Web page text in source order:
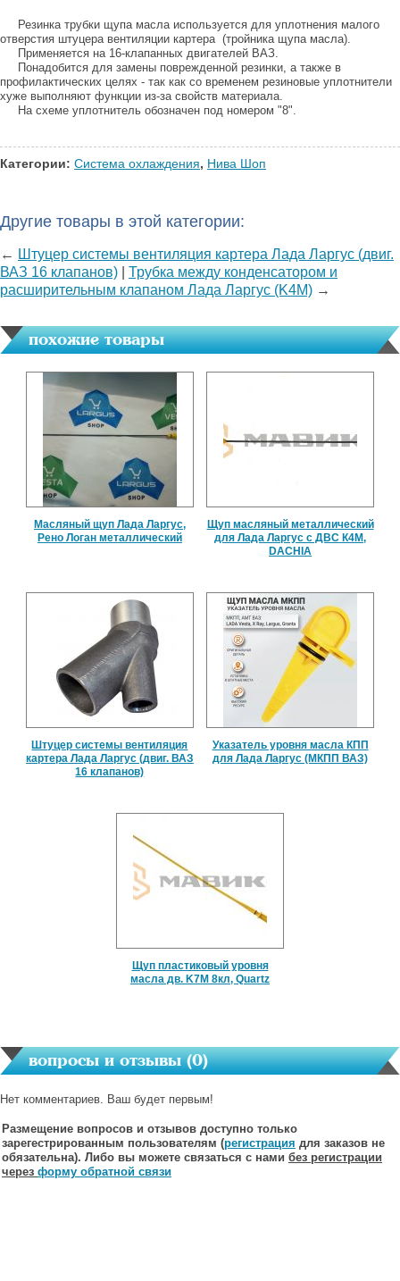
Резинка трубки щупа масла используется для уплотнения малого
отверстия штуцера вентиляции картера (тройника щупа масла).
Применяется на 16-клапанных двигателей ВАЗ.
Понадобится для замены поврежденной резинки, а также в
профилактических целях - так как со временем резиновые уплотнители
хуже выполняют функции из-за свойств материала.
На схеме уплотнитель обозначен под номером "8".
Категории: Система охлаждения, Нива Шоп
Другие товары в этой категории:
← Штуцер системы вентиляция картера Лада Ларгус (двиг.
ВАЗ 16 клапанов)
Трубка между конденсатором и
расширительным клапаном Лада Ларгус (K4M) →
похожие товары
Масляный щуп Лада Ларгус,
Рено Логан металлический
Щуп масляный металлический
для Лада Ларгус с ДВС К4М,
DACHIA
Штуцер системы вентиляция
картера Лада Ларгус (двиг. ВАЗ
16 клапанов)
Указатель уровня масла КПП
для Лада Ларгус (МКПП ВАЗ)
Щуп пластиковый уровня
масла дв. K7M 8кл, Quartz
вопросы и отзывы (0)
Нет комментариев. Ваш будет первым!
Размещение вопросов и отзывов доступно только
зарегестрированным пользователям (регистрация для заказов не
обязательна). Либо вы можете связаться с нами без регистрации
через форму обратной связи